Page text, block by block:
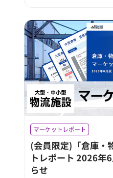
マーケットレポート
(会員限定)「倉庫・
トレポート 2026年
らせ